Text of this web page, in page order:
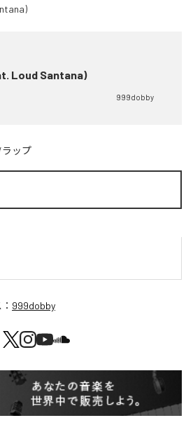
Loud Santana)
999dobby
ップ
999dobby